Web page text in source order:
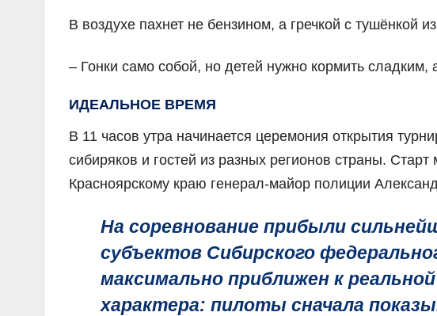
В воздухе пахнет не бензином, а гречкой с тушёнкой
– Гонки само собой, но детей нужно кормить
ИДЕАЛЬНОЕ ВРЕМЯ
В 11 часов утра начинается церемония открытия
сибиряков и гостей из разных регионов страны.
Красноярскому краю генерал-майор полиции
На соревнование прибыли
субъектов Сибирского
максимально приближен к
характера: пилоты сначала